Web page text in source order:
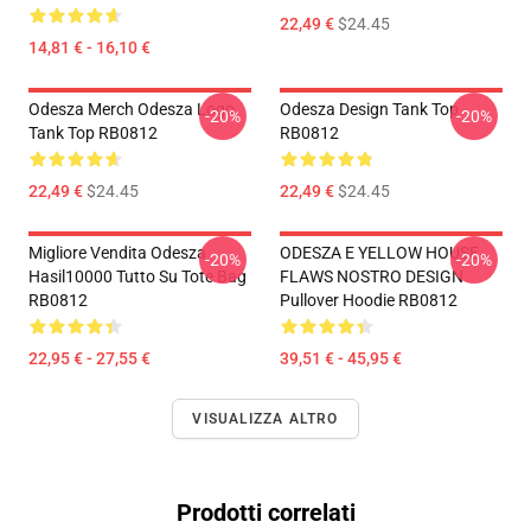
14,81 € - 16,10 €
22,49 €$24.45
Odesza Merch Odesza Logo
Tank Top RB0812
22,49 €$24.45
-20%
Odesza Design Tank Top
RB0812
22,49 €$24.45
-20%
Migliore Vendita Odesza
Hasil10000 Tutto Su Tote Bag
RB0812
22,95 € - 27,55 €
-20%
ODESZA E YELLOW HOUSE
FLAWS NOSTRO DESIGN
Pullover Hoodie RB0812
39,51 € - 45,95 €
-20%
VISUALIZZA ALTRO
Prodotti correlati